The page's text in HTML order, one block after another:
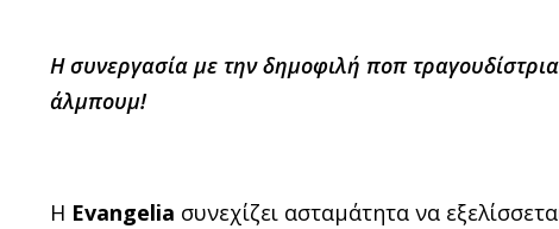
Η συνεργασία με την δημοφιλή ποπ
άλμπουμ!
Η Evangelia συνεχίζει ασταμάτητα να